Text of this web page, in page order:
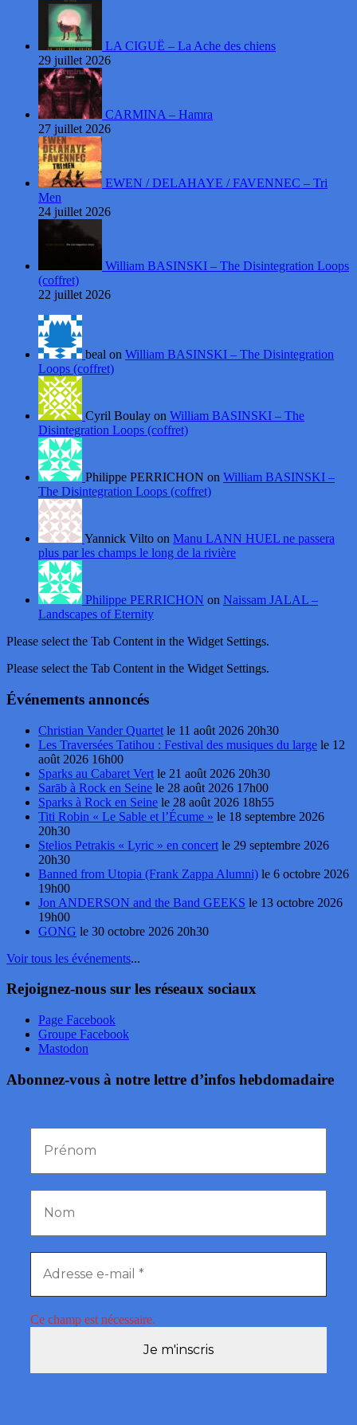
LA CIGUË – La Ache des chiens
29 juillet 2026
CARMINA – Hamra
27 juillet 2026
EWEN / DELAHAYE / FAVENNEC – Tri
Men
24 juillet 2026
William BASINSKI – The Disintegration Loops
(coffret)
22 juillet 2026
beal on William BASINSKI – The Disintegration
Loops (coffret)
Cyril Boulay on William BASINSKI – The
Disintegration Loops (coffret)
Philippe PERRICHON on William BASINSKI –
The Disintegration Loops (coffret)
Yannick Vilto on Manu LANN HUEL ne passera
plus par les champs le long de la rivière
Philippe PERRICHON on Naissam JALAL –
Landscapes of Eternity
Please select the Tab Content in the Widget Settings.
Please select the Tab Content in the Widget Settings.
Événements annoncés
Christian Vander Quartet le 11 août 2026 20h30
Les Traversées Tatihou : Festival des musiques du large le 12
août 2026 16h00
Sparks au Cabaret Vert le 21 août 2026 20h30
Sarāb à Rock en Seine le 28 août 2026 17h00
Sparks à Rock en Seine le 28 août 2026 18h55
Titi Robin « Le Sable et l’Écume » le 18 septembre 2026
20h30
Stelios Petrakis « Lyric » en concert le 29 septembre 2026
20h30
Banned from Utopia (Frank Zappa Alumni) le 6 octobre 2026
19h00
Jon ANDERSON and the Band GEEKS le 13 octobre 2026
19h00
GONG le 30 octobre 2026 20h30
Voir tous les événements...
Rejoignez-nous sur les réseaux sociaux
Page Facebook
Groupe Facebook
Mastodon
Abonnez-vous à notre lettre d’infos hebdomadaire
Ce champ est nécessaire.